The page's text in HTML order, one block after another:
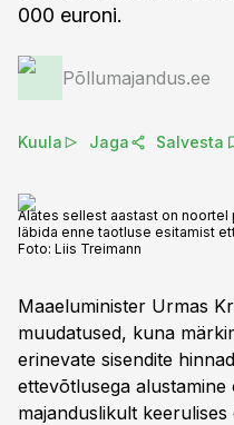
000 euroni.
Põllumajandus.ee
Kuula Jaga Salvesta
Alates sellest aastast on
läbida enne taotluse esitamist
Foto: Liis Treimann
Maaeluminister Urmas
muudatused, kuna
erinevate sisendite
ettevõtlusega
majanduslikult